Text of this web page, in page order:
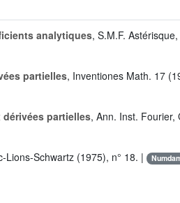
analytiques, S.M.F.
partielles, Inventiones Math. 17
partielles, Ann. Inst. Fourier,
Lions-Schwartz (1975), n° 18. |